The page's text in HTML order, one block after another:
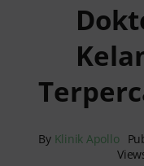
Reservasi Online
Search
By Klinik Apollo